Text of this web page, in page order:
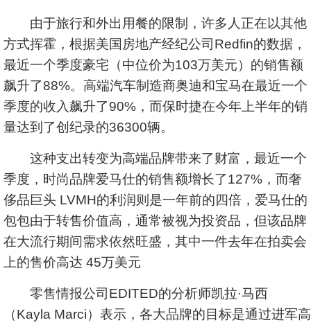
由于旅行和外出用餐的限制，许多人正在以其他
方式挥霍，根据美国房地产经纪公司Redfin的数据，
最近一个季度豪宅（中位价为103万美元）的销售额
飙升了88%。高端汽车制造商奥迪和宝马在最近一个
季度的收入飙升了90%，而保时捷在今年上半年的销
量达到了创纪录的36300辆。
这种支出转变为高端品牌带来了财富，最近一个
季度，时尚品牌爱马仕的销售额增长了127%，而奢
侈品巨头 LVMH的利润则是一年前的四倍，爱马仕的
包包由于转售价值高，通常被视为投资品，但该品牌
在大流行期间需求依然旺盛，其中一件去年在拍卖会
上的售价高达 45万美元
零售情报公司EDITED的分析师凯拉·马西
（Kayla Marci）表示，各大品牌的目标是通过进军高